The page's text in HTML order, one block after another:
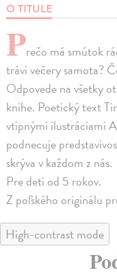
O TITULE
Prečo má smútok
trávi večery samota?
Odpovede na všetky
knihe. Poetický text
vtipnými ilustráciami
podnecuje
skrýva v každom z nás.
Pre deti od 5 rokov.
Z poľského originálu
High-contrast mode